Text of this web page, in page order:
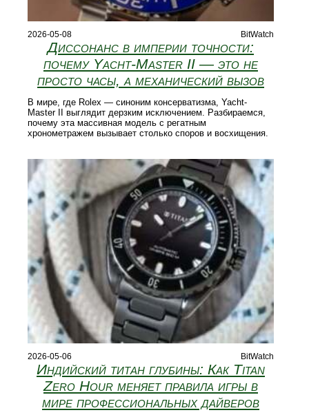
2026-05-08 BitWatch
Диссонанс в империи точности:
почему Yacht-Master II — это не
просто часы, а механический вызов
В мире, где Rolex — синоним консерватизма, Yacht-
Master II выглядит дерзким исключением. Разбираемся,
почему эта массивная модель с регатным
хронометражем вызывает столько споров и восхищения.
2026-05-06 BitWatch
Индийский титан глубины: Как Titan
Zero Hour меняет правила игры в
мире профессиональных дайверов